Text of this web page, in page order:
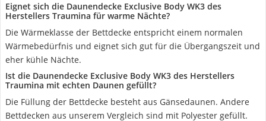
Eignet sich die Daunendecke Exclusive Body WK3 des
Herstellers Traumina für warme Nächte?
Die Wärmeklasse der Bettdecke entspricht einem normalen
Wärmebedürfnis und eignet sich gut für die Übergangszeit und
eher kühle Nächte.
Ist die Daunendecke Exclusive Body WK3 des Herstellers
Traumina mit echten Daunen gefüllt?
Die Füllung der Bettdecke besteht aus Gänsedaunen. Andere
Bettdecken aus unserem Vergleich sind mit Polyester gefüllt.